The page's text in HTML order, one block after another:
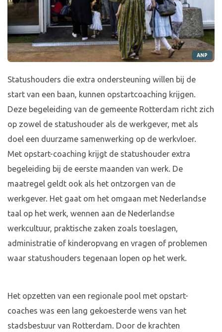
ANP
Statushouders die extra ondersteuning willen bij de
start van een baan, kunnen opstartcoaching krijgen.
Deze begeleiding van de gemeente Rotterdam richt zich
op zowel de statushouder als de werkgever, met als
doel een duurzame samenwerking op de werkvloer.
Met opstart-coaching krijgt de statushouder extra
begeleiding bij de eerste maanden van werk. De
maatregel geldt ook als het ontzorgen van de
werkgever. Het gaat om het omgaan met Nederlandse
taal op het werk, wennen aan de Nederlandse
werkcultuur, praktische zaken zoals toeslagen,
administratie of kinderopvang en vragen of problemen
waar statushouders tegenaan lopen op het werk.
Het opzetten van een regionale pool met opstart-
coaches was een lang gekoesterde wens van het
stadsbestuur van Rotterdam. Door de krachten